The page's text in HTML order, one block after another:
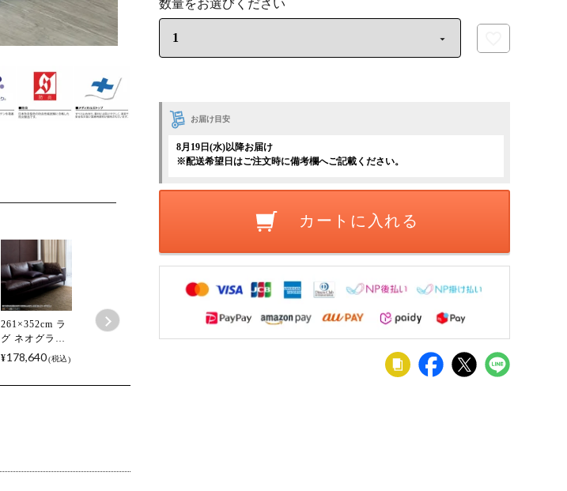
261×352cm ラ
グ ネオグラス
防炎 アレルブ
ロック 完成品
¥178,640 税込
お届け目安
8月19日(水)以降お届け
※配送希望日はご注文時に備考欄へご記載ください。
カートに入れる